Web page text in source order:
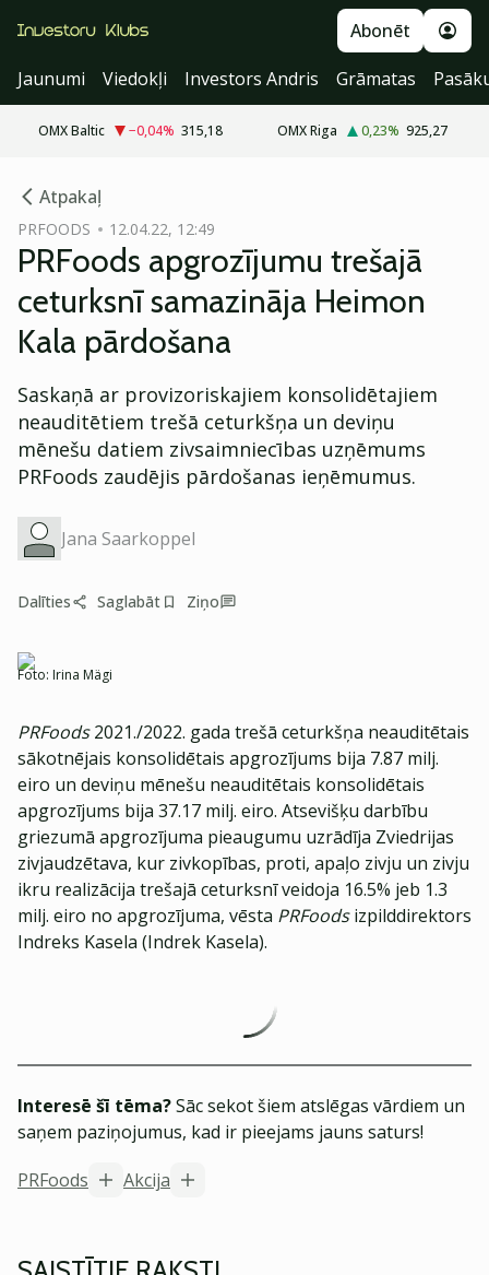
Abonēt
Jaunumi
Viedokļi Investors Andris Grāmatas
OMX Baltic −0,04% 315,18 OMX Riga 0,23% 925,27
Atpakaļ
PRFOODS 12.04.22, 12:49
PRFoods apgrozījumu trešajā
ceturksnī samazināja Heimon
Kala pārdošana
Saskaņā ar provizoriskajiem konsolidētajiem
neauditētiem trešā ceturkšņa un deviņu
mēnešu datiem zivsaimniecības uzņēmums
PRFoods zaudējis pārdošanas ieņēmumus.
Jana Saarkoppel
Dalīties Saglabāt Ziņo
Foto: Irina Mägi
PRFoods2021./2022. gada trešā ceturkšņa neauditētais
sākotnējais konsolidētais apgrozījums bija 7.87 milj.
eiro un deviņu mēnešu neauditētais konsolidētais
apgrozījums bija 37.17 milj. eiro. Atsevišķu darbību
griezumā apgrozījuma pieaugumu uzrādīja Zviedrijas
zivjaudzētava, kur zivkopības, proti, apaļo zivju un zivju
ikru realizācija trešajā ceturksnī veidoja 16.5% jeb 1.3
milj. eiro no apgrozījuma, vēsta PRFoodsizpilddirektors
Indreks Kasela (Indrek Kasela).
Interesē šī tēma?Sāc sekot šiem atslēgas vārdiem un
saņem paziņojumus, kad ir pieejams jauns saturs!
PRFoods
Akcija